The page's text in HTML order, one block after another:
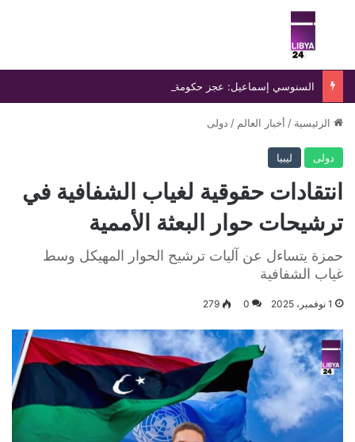
بحث عن
الرئيسية / أخبار العالم / دولى
دولى ليبيا
انتقادات حقوقية لغياب الشفافية في
ترشيحات حوار البعثة الأممية
حمزة يتساءل عن آليات ترشيح الحوار المهيكل وسط
غياب الشفافية
1 نوفمبر، 2025 0
279